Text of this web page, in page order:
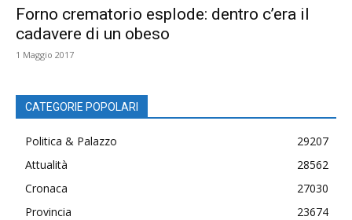
Forno crematorio esplode: dentro c’era il
cadavere di un obeso
1 Maggio 2017
CATEGORIE POPOLARI
Politica & Palazzo
29207
Attualità
28562
Cronaca
27030
Provincia
23674